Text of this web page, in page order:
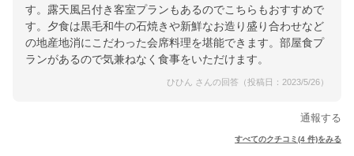
す。露天風呂付き客室プランもあるのでこちらもおすすめで
す。夕食は黒毛和牛の石焼きや新鮮なお造り盛り合わせなど
の地産地消にこだわった会席料理を堪能できます。部屋食プ
ランがあるので気兼ねなく食事をいただけます。
ひひん さんの回答（投稿日：2023/5/26）
通報する
すべてのクチコミ(4 件)をみる